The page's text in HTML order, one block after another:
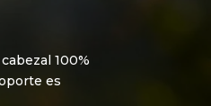
100%
es